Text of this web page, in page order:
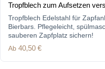
Tropfblech zum Aufsetzen
Tropfblech Edelstahl für
Bierbars. Pflegeleicht,
sauberen Zapfplatz sichern!
Regulärer Preis:
Ab 40,50 €